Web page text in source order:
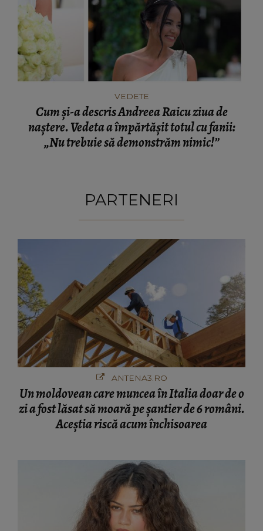
VEDETE
Cum și-a descris Andreea Raicu ziua de
naștere. Vedeta a împărtășit totul cu fanii:
„Nu trebuie să demonstrăm nimic!”
PARTENERI
ANTENA3.RO
Un moldovean care muncea în Italia doar de o
zi a fost lăsat să moară pe şantier de 6 români.
Aceștia riscă acum închisoarea